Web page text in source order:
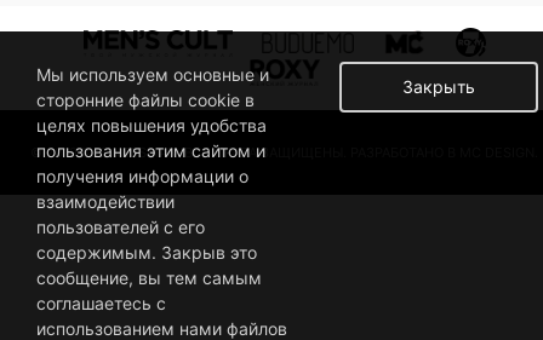
© 2019 BUSINESSMAN. ВСЕ ПРАВА ЗАЩИЩЕНЫ. РАЗРАБОТАНО В MC DESIGN.
Закрыть
Мы используем основные и
сторонние файлы cookie в
целях повышения удобства
пользования этим сайтом и
получения информации о
взаимодействии
пользователей с его
содержимым. Закрыв это
сообщение, вы тем самым
соглашаетесь с
использованием нами файлов